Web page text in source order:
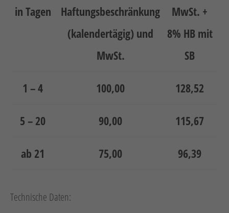
in Tagen
Haftungsbeschränkung
(kalendertägig) und
MwSt.
MwSt. +
8% HB mit
SB
1 – 4 100,00 128,52
5 – 20 90,00 115,67
ab 21 75,00 96,39
Technische Daten: